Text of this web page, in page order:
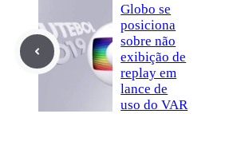
Globo se
posiciona
sobre não
exibição de
replay em
lance de
uso do VAR